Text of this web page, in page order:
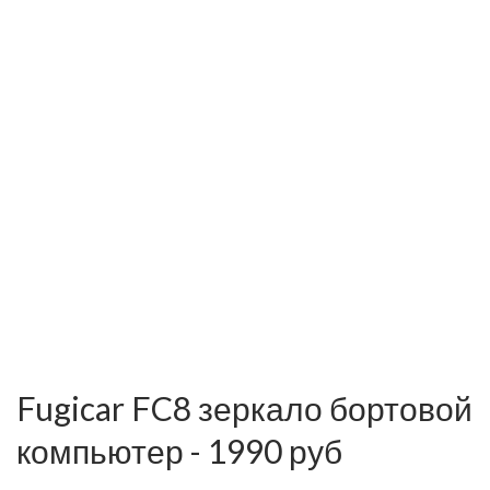
Fugicar FC8 зеркало бортовой
компьютер - 1990 руб